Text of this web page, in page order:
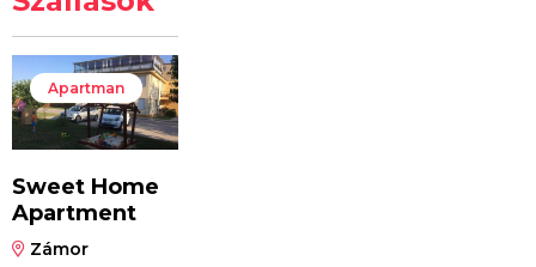
Apartman
Sweet Home
Apartment
Zámor